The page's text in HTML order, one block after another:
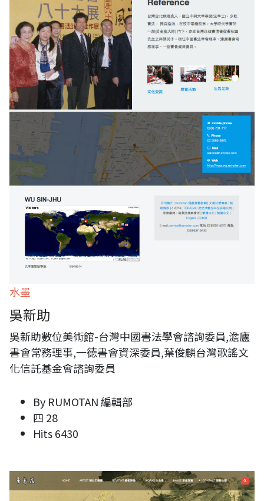
水墨
吳新助
吳新助數位美術館-台灣中國書法學會諮詢委員,澹廬
書會常務理事,一徳書會資深委員,葉俊麟台灣歌謠文
化信託基金會諮詢委員
By RUMOTAN 編輯部
四 28
Hits6430